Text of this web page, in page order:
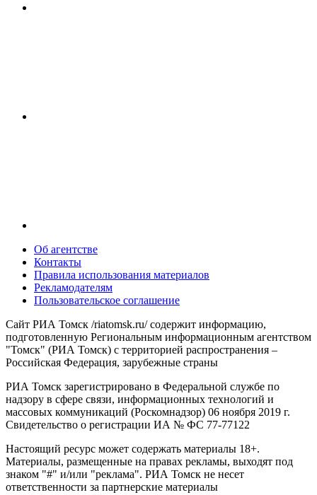
Об агентстве
Контакты
Правила использования материалов
Рекламодателям
Пользовательское соглашение
Сайт РИА Томск /riatomsk.ru/ содержит информацию,
подготовленную Региональным информационным агентством
"Томск" (РИА Томск) с территорией распространения –
Российская Федерация, зарубежные страны
РИА Томск зарегистрировано в Федеральной службе по
надзору в сфере связи, информационных технологий и
массовых коммуникаций (Роскомнадзор) 06 ноября 2019 г.
Свидетельство о регистрации ИА № ФС 77-77122
Настоящий ресурс может содержать материалы 18+.
Материалы, размещенные на правах рекламы, выходят под
знаком "#" и/или "реклама". РИА Томск не несет
ответственности за партнерские материалы